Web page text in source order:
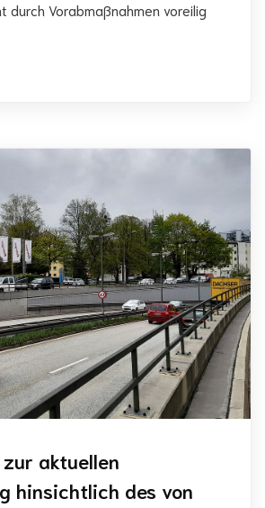
durch Vorabmaßnahmen voreilig
aktuellen
hinsichtlich des von